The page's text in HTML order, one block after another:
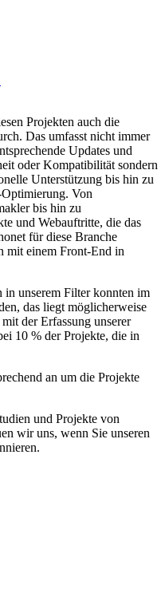
Projekten auch die
Das umfasst nicht immer
Updates und
oder Kompatibilität sondern
Unterstützung bis hin zu
Von
bis hin zu
und Webauftritte, die das
für diese Branche
mit einem Front-End in
in unserem Filter konnten im
das liegt möglicherweise
der Erfassung unserer
10 % der Projekte, die in
an um die Projekte
und Projekte von
wir uns, wenn Sie unseren